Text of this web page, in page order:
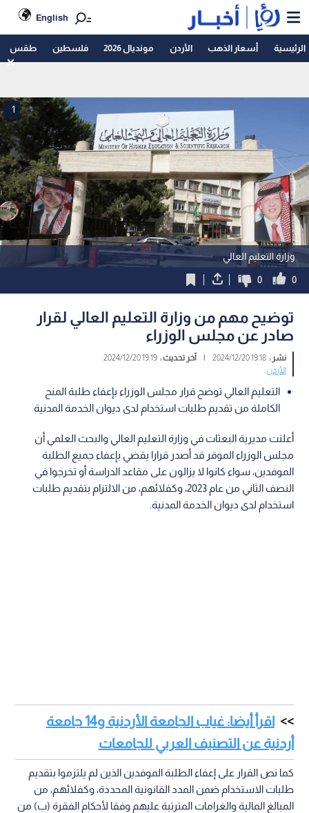
English
الرئيسية أسعار الذهب الأردن مونديال 2026 فلسطين طقس
وزارة التعليم العالي
1
0
0
توضيح مهم من وزارة التعليم العالي لقرار
صادر عن مجلس الوزراء
نشر :19:18 2024/12/20
| آخر تحديث :19:19 2024/12/20
الأردن
التعليم العالي توضح قرار مجلس الوزراء بإعفاء طلبة المنح
الكاملة من تقديم طلبات استخدام لدى ديوان الخدمة المدنية
أعلنت مديرية البعثات في وزارة التعليم العالي والبحث العلمي أن
مجلس الوزراء الموقر قد أصدر قرارا يقضي بإعفاء جميع الطلبة
الموفدين، سواء كانوا لا يزالون على مقاعد الدراسة أو تخرجوا في
النصف الثاني من عام 2023، وكفلائهم، من الالتزام بتقديم طلبات
استخدام لدى ديوان الخدمة المدنية.
اقرأ أيضا: غياب الجامعة الأردنية و14 جامعة
أردنية عن التصنيف العربي للجامعات
كما نص القرار على إعفاء الطلبة الموفدين الذين لم يلتزموا بتقديم
طلبات الاستخدام ضمن المدد القانونية المحددة، وكفلائهم، من
المبالغ المالية والغرامات المترتبة عليهم وفقا لأحكام الفقرة (ب) من